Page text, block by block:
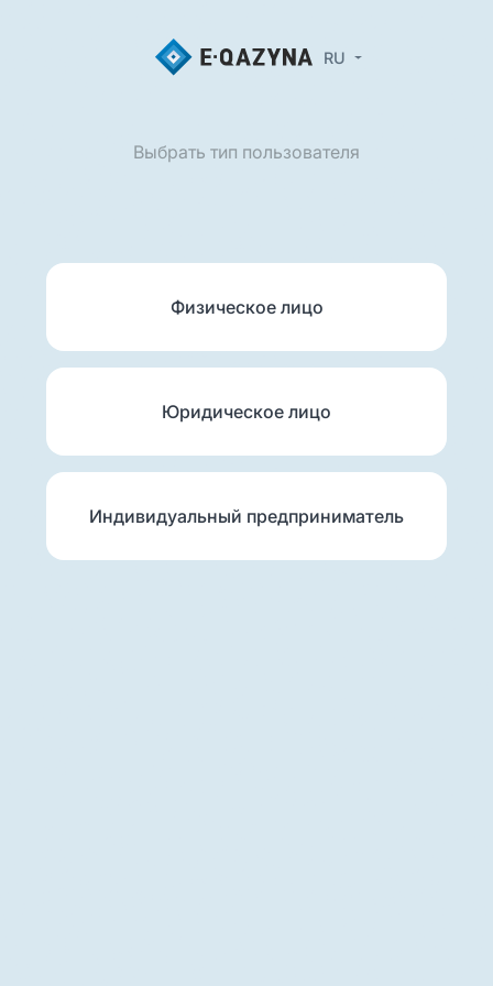
RU
Выбрать тип пользователя
Физическое лицо
Юридическое лицо
Индивидуальный предприниматель